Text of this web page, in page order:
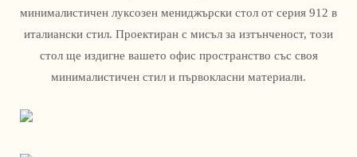
минималистичен луксозен мениджърски стол от серия 912 в
италиански стил. Проектиран с мисъл за изтънченост, този
стол ще издигне вашето офис пространство със своя
минималистичен стил и първокласни материали.